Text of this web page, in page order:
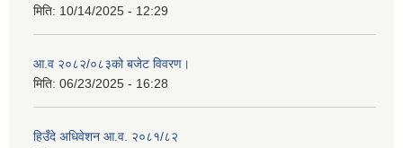
मिति: 10/14/2025 - 12:29
आ.व २०८२/०८३को बजेट विवरण।
मिति: 06/23/2025 - 16:28
हिउँदे अधिवेशन आ.व. २०८१/८२